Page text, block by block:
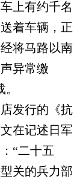
上有约千名
着车辆，正
将马路以南
异常缴
发行的《抗
在记述日军
“二十五
关的兵力部